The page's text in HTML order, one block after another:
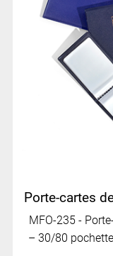
MFO-235 -
– 30/80